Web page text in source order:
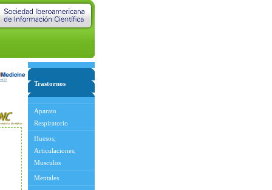
Trastornos
Aparato
Respiratorio
Huesos,
Articulaciones,
Musculos
Mentales